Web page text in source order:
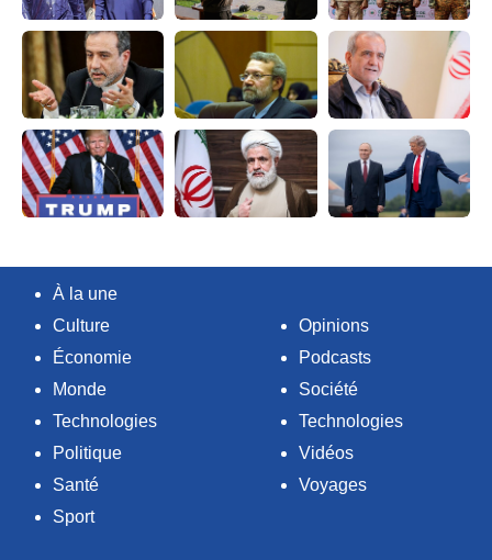
À la une
Culture
Économie
Monde
Technologies
Politique
Santé
Sport
Opinions
Podcasts
Société
Technologies
Vidéos
Voyages